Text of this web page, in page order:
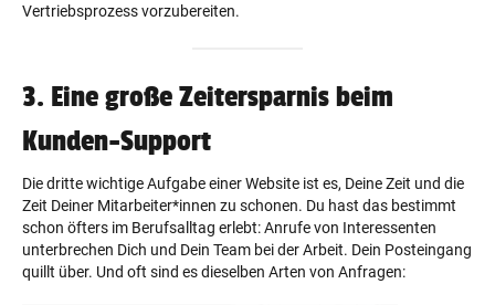
Vertriebsprozess vorzubereiten.
3. Eine große Zeitersparnis beim
Kunden-Support
Die dritte wichtige Aufgabe einer Website ist es, Deine Zeit und die
Zeit Deiner Mitarbeiter*innen zu schonen. Du hast das bestimmt
schon öfters im Berufsalltag erlebt: Anrufe von Interessenten
unterbrechen Dich und Dein Team bei der Arbeit. Dein Posteingang
quillt über. Und oft sind es dieselben Arten von Anfragen: